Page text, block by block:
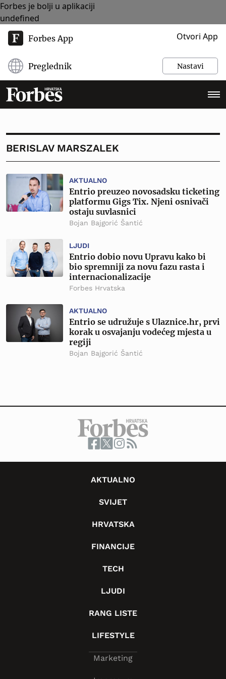
Forbes je bolji u aplikaciji
undefined
Forbes App Otvori App
Preglednik Nastavi
BERISLAV MARSZALEK
AKTUALNO
Entrio preuzeo novosadsku ticketing
platformu Gigs Tix. Njeni osnivači
ostaju suvlasnici
Bojan Bajgorić Šantić
LJUDI
Entrio dobio novu Upravu kako bi
bio spremniji za novu fazu rasta i
internacionalizacije
Forbes Hrvatska
AKTUALNO
Entrio se udružuje s Ulaznice.hr, prvi
korak u osvajanju vodećeg mjesta u
regiji
Bojan Bajgorić Šantić
AKTUALNO
SVIJET
HRVATSKA
FINANCIJE
TECH
LJUDI
RANG LISTE
LIFESTYLE
Marketing